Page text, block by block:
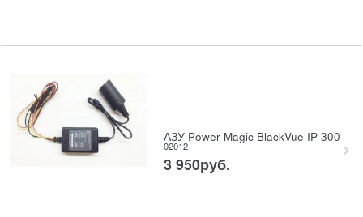
АЗУ Power Magic BlackVue IP-300
02012
3 950руб.